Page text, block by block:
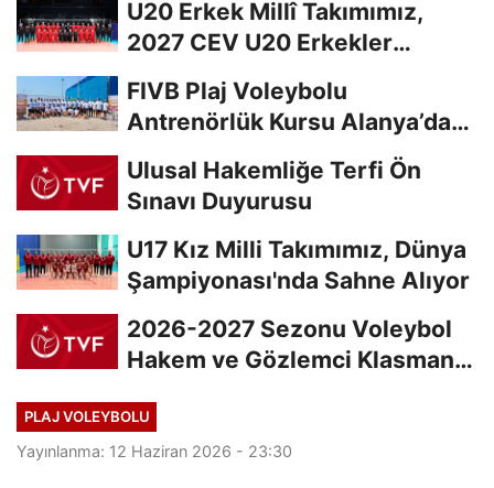
U20 Erkek Millî Takımımız,
2027 CEV U20 Erkekler
FIVB Plaj Voleybolu
Antrenörlük Kursu Alanya’da
Ulusal Hakemliğe Terfi Ön
Sınavı Duyurusu
U17 Kız Milli Takımımız, Dünya
Şampiyonası'nda Sahne Alıyor
2026-2027 Sezonu Voleybol
Hakem ve Gözlemci Klasman
PLAJ VOLEYBOLU
Yayınlanma: 12 Haziran 2026 - 23:30